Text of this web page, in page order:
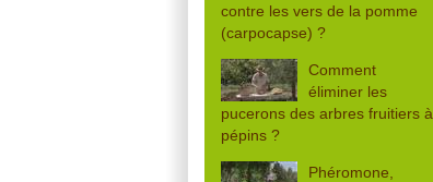
contre les vers de la pomme
(carpocapse) ?
Comment
éliminer les
pucerons des arbres fruitiers à
pépins ?
Phéromone,